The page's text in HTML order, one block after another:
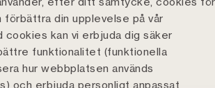
förbättra din upplevelse på vår
cookies kan vi erbjuda dig säker
funktionalitet (funktionella
hur webbplatsen används
och erbjuda personligt anpassat
Avtalet reglerar till exempel
delas, vad som händer om
sin del, och hur vinsten ska